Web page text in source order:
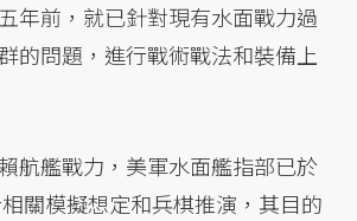
年前，就已針對現有水面戰力過
的問題，進行戰術戰法和裝備上
航艦戰力，美軍水面艦指部已於
關模擬想定和兵棋推演，其目的